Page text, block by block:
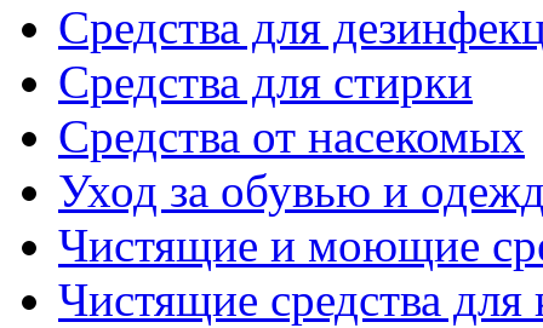
Средства для
Средства для стирки
Средства от насекомых
Уход за обувью и
Чистящие и моющие
Чистящие средства для